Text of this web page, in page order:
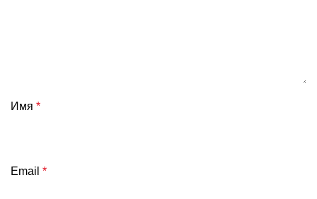
Имя *
Email *